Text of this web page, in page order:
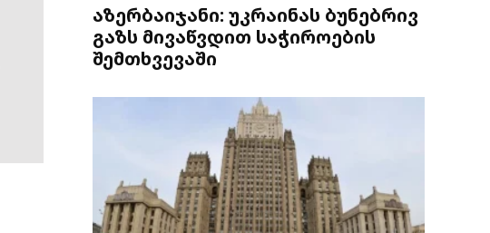
აზერბაიჯანი: უკრაინას ბუნებრივ
გაზს მივაწვდით საჭიროების
შემთხვევაში